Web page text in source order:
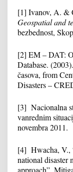
[1] Ivanov, A. &
Geospatial and
bezbednost,
[2] EM – DAT:
Database.
časova, from
Disasters –
[3] Nacionalna
vanrednim
novembra 2011.
[4] Hwacha, V.,
national disaster
approach”,